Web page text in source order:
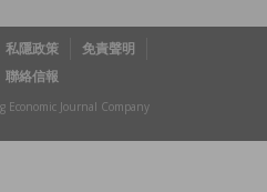
私隱政策
免責聲明
聯絡信報
Journal Company